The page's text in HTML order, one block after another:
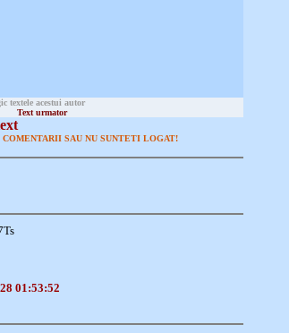
textele acestui autor
Text urmator
SAU NU SUNTETI LOGAT!
01:53:52